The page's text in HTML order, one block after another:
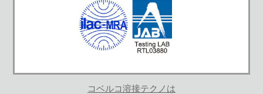
コベルコ溶接テクノは